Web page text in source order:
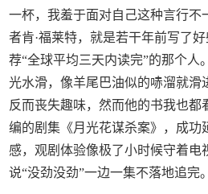
一杯，我羞于面对自己这种言行不
者肯·福莱特，就是若干年前写了
荐“全球平均三天内读完”的那个人
光水滑，像羊尾巴油似的哧溜就滑
反而丧失趣味，然而他的书我也都
编的剧集《月光花谋杀案》，成功
感，观剧体验像极了小时候守着电
说“没劲没劲”一边一集不落地追完。